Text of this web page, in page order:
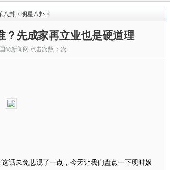
八卦 > 明星八卦 >
？先成家再立业也是硬道理
国尚新闻网 点击次数 ： 次
话未免悲观了一点，今天让我们盘点一下现时娱